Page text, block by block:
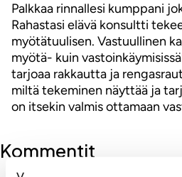
Palkkaa rinnallesi kumppani
Rahastasi elävä konsultti
myötätuulisen. Vastuullinen
myötä- kuin
tarjoaa rakkautta ja
miltä tekeminen näyttää ja
on itsekin valmis ottamaan
Kommentit